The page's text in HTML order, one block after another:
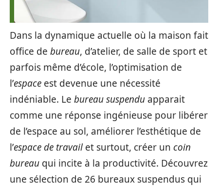
Dans la dynamique actuelle où la maison fait
office de bureau, d’atelier, de salle de sport et
parfois même d’école, l’optimisation de
l’espace est devenue une nécessité
indéniable. Le bureau suspendu apparait
comme une réponse ingénieuse pour libérer
de l’espace au sol, améliorer l’esthétique de
l’espace de travailet surtout, créer un coin
bureau qui incite à la productivité. Découvrez
une sélection de 26 bureaux suspendus qui